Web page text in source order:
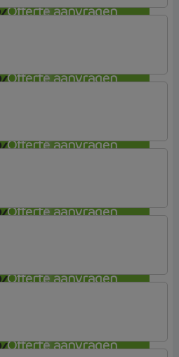
Offerte aanvragen
Offerte aanvragen
Offerte aanvragen
Offerte aanvragen
Offerte aanvragen
Offerte aanvragen